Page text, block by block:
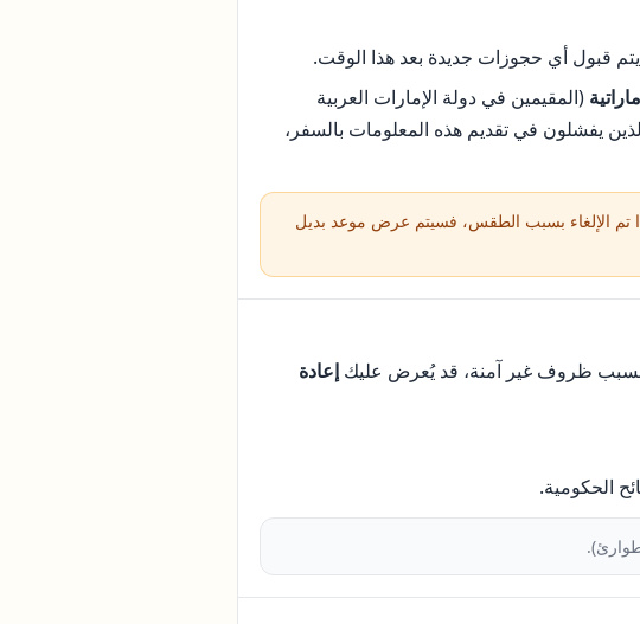
قبول أي حجوزات جديدة بعد هذا الوقت.
(المقيمين في دولة الإمارات العربية
يفشلون في تقديم هذه المعلومات بالسفر،
تم الإلغاء بسبب الطقس، فسيتم عرض موعد بديل
بسبب ظروف غير آمنة، قد يُعرض عليك إعادة
الحكومية.